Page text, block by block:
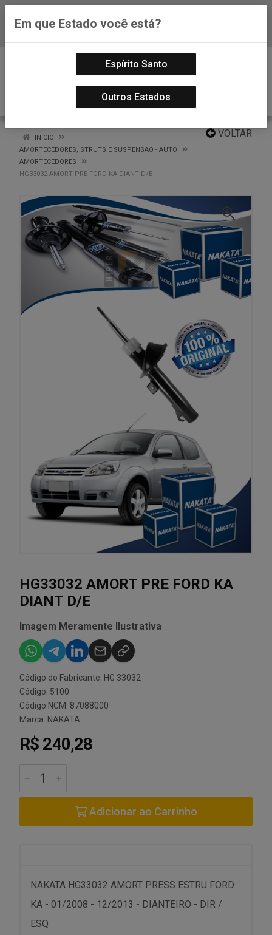
Baixe já nosso APP
VOLTAR
INÍCIO
AMORTECEDORES, STRUTS E SUSPENSAO - AUTO
AMORTECEDORES
HG33032 AMORT PRE FORD KA DIANT D/E
HG33032 AMORT PRE FORD KA
DIANT D/E
Imagem Meramente Ilustrativa
Código do Fabricante: HG 33032
Código: 5100
Código NCM: 87088000
Marca: NAKATA
R$ 240,28
Adicionar ao Carrinho
NAKATA HG33032 AMORT PRESS ESTRU FORD
KA - 01/2008 - 12/2013 - DIANTEIRO - DIR /
ESQ
Em que Estado você está?
Espírito Santo
Outros Estados